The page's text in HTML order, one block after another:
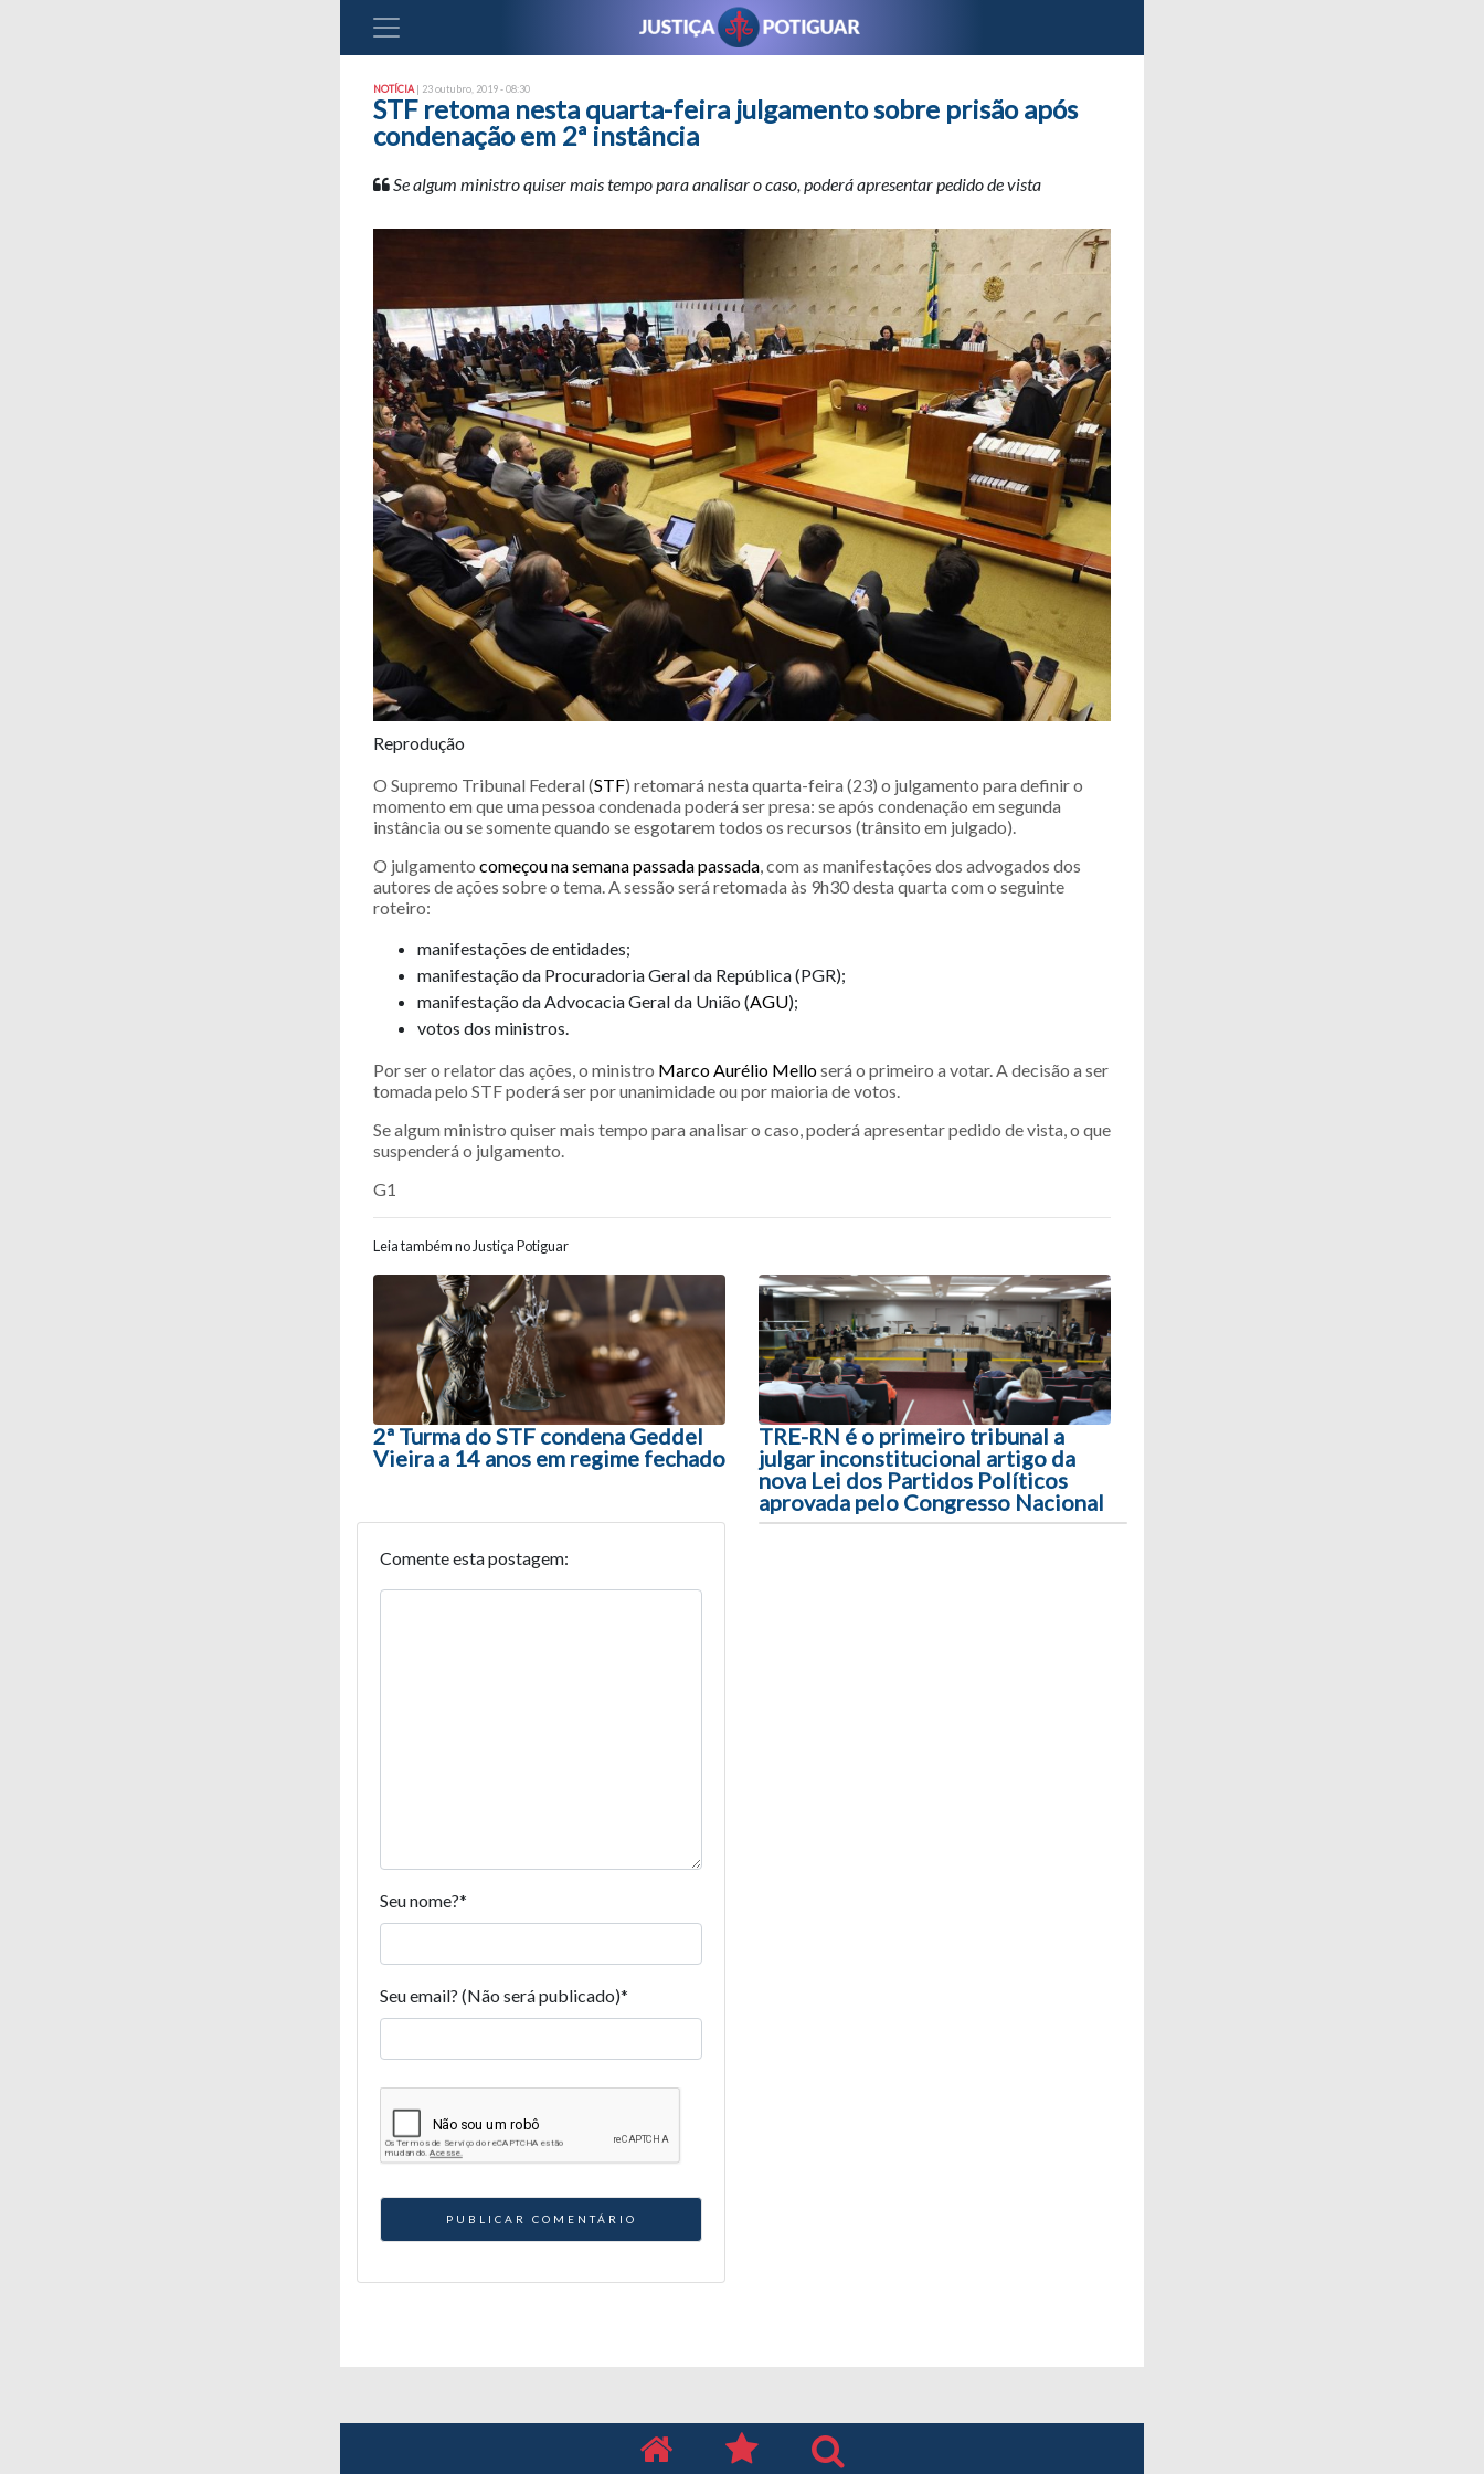
NOTÍCIA | 23 outubro, 2019 - 08:30
STF retoma nesta quarta-feira julgamento sobre prisão após
condenação em 2ª instância
Se algum ministro quiser mais tempo para analisar o caso, poderá apresentar pedido de vista
Reprodução
O Supremo Tribunal Federal (STF) retomará nesta quarta-feira (23) o julgamento para definir o
momento em que uma pessoa condenada poderá ser presa: se após condenação em segunda
instância ou se somente quando se esgotarem todos os recursos (trânsito em julgado).
O julgamento começou na semana passada passada , com as manifestações dos advogados dos
autores de ações sobre o tema. A sessão será retomada às 9h30 desta quarta com o seguinte
roteiro:
manifestações de entidades;
manifestação da Procuradoria Geral da República (PGR);
manifestação da Advocacia Geral da União (AGU);
votos dos ministros.
Por ser o relator das ações, o ministro Marco Aurélio Melloserá o primeiro a votar. A decisão a ser
tomada pelo STF poderá ser por unanimidade ou por maioria de votos.
Se algum ministro quiser mais tempo para analisar o caso, poderá apresentar pedido de vista, o que
suspenderá o julgamento.
G1
Leia também no Justiça Potiguar
Navegação entre posts
2ª Turma do STF condena Geddel
Vieira a 14 anos em regime fechado
TRE-RN é o primeiro tribunal a
julgar inconstitucional artigo da
nova Lei dos Partidos Políticos
aprovada pelo Congresso Nacional
Comente esta postagem:
Seu nome?*
Seu email? (Não será publicado)*